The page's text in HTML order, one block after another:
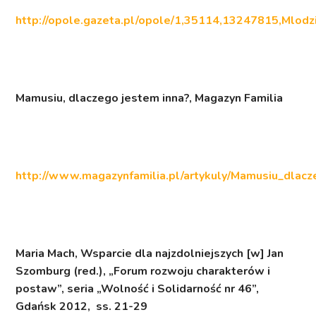
http://opole.gazeta.pl/opole/
Mamusiu, dlaczego jestem inna?, Magazyn Familia
http://www.magazynfamilia.pl/artykuly/
Maria Mach,Wsparcie dla najzdolniejszych [w] Jan
Szomburg (red.), „Forum rozwoju charakterów i
postaw”, seria „Wolność i Solidarność nr 46”,
Gdańsk 2012, ss. 21-29